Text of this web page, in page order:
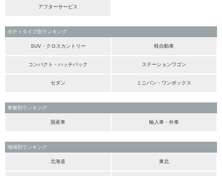
アフターサービス
ボディタイプ別ランキング
SUV・クロスカントリー 軽自動車
コンパクト・ハッチバック ステーションワゴン
セダン ミニバン・ワンボックス
車種別ランキング
国産車 輸入車・外車
地域別ランキング
北海道 東北